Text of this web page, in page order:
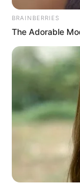
Ambyar!
Pakai
Galau Abis
BRAINBERRIES
The Adorable